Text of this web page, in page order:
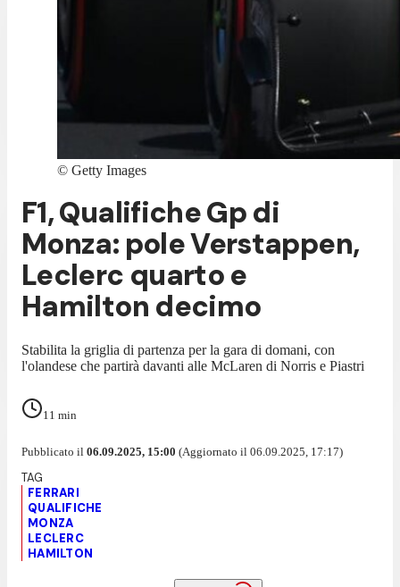
© Getty Images
F1, Qualifiche Gp di
Monza: pole Verstappen,
Leclerc quarto e
Hamilton decimo
Stabilita la griglia di partenza per la gara di domani, con
l'olandese che partirà davanti alle McLaren di Norris e Piastri
11 min
Pubblicato il 06.09.2025, 15:00 (Aggiornato il 06.09.2025, 17:17)
FERRARI
QUALIFICHE
MONZA
LECLERC
HAMILTON